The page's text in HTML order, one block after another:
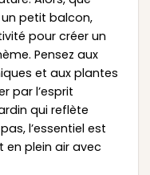
petit balcon,
pour créer un
Pensez aux
et aux plantes
par l’esprit
qui reflète
l’essentiel est
plein air avec